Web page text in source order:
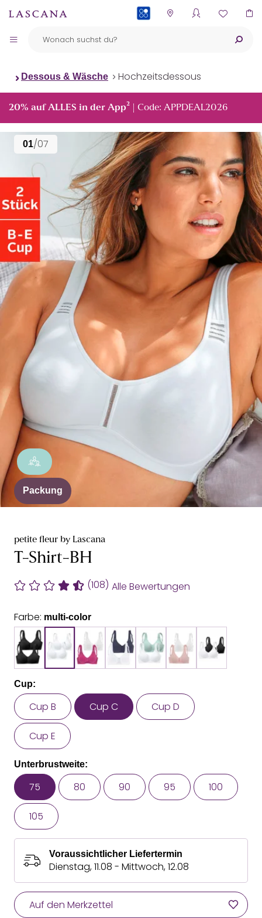
Dessous & Wäsche Hochzeitsdessous
20% auf ALLES in der App² | Code: APPDEAL2026
01/07
Packung
petite fleur by Lascana
T-Shirt-BH
(108) Alle Bewertungen
Farbe: multi-color
Cup:
Cup B Cup C Cup D
Cup E
Unterbrustweite:
75 80 90 95 100
105
Voraussichtlicher Liefertermin
Dienstag, 11.08 - Mittwoch, 12.08
Auf den Merkzettel